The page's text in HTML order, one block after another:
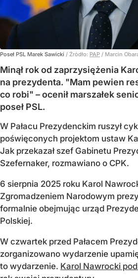
Poseł PSL Marek Sawicki / Źródło: PAP / Marcin
Minął rok od zaprzysiężenia
na prezydenta. "Mam pewien
co robi" – ocenił marszałek
poseł PSL.
W Pałacu Prezydenckim ruszył
poświęconych projektom ustaw
Jak przekazał szef Gabinetu
Szefernaker, rozmawiano o CPK.
6 sierpnia 2025 roku Karol
Zgromadzeniem Narodowym
formalnie obejmując urząd
Polskiej.
W czwartek przed Pałacem
zorganizowano wydarzenie
to wydarzenie. Karol Nawrocki